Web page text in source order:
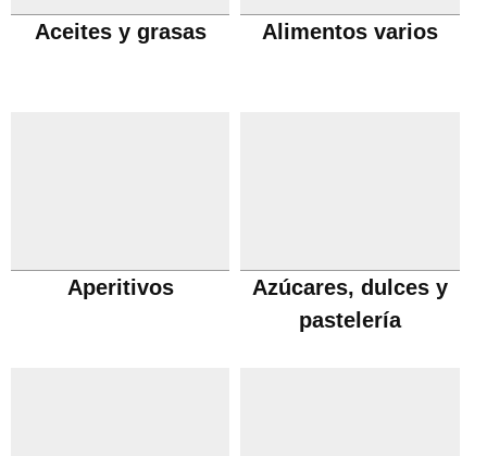
Aceites y grasas Alimentos varios
Aperitivos
Azúcares, dulces y
pastelería